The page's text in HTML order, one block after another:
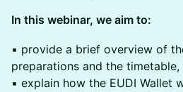
In this webinar, we aim to:
▪ provide a brief overview of
preparations and the timetable,
▪ explain how the EUDI Wallet